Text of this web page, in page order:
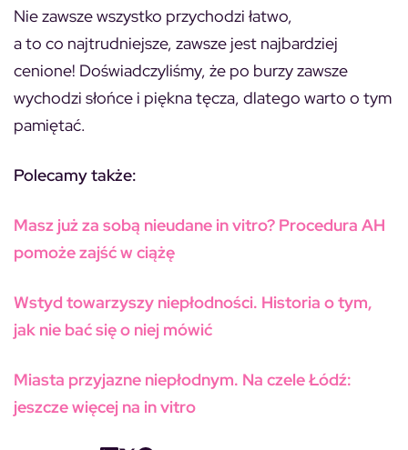
Nie zawsze wszystko przychodzi łatwo,
a to co najtrudniejsze, zawsze jest najbardziej
cenione! Doświadczyliśmy, że po burzy zawsze
wychodzi słońce i piękna tęcza, dlatego warto o tym
pamiętać.
Polecamy także:
Masz już za sobą nieudane in vitro? Procedura AH
pomoże zajść w ciążę
Wstyd towarzyszy niepłodności. Historia o tym,
jak nie bać się o niej mówić
Miasta przyjazne niepłodnym. Na czele Łódź:
jeszcze więcej na in vitro